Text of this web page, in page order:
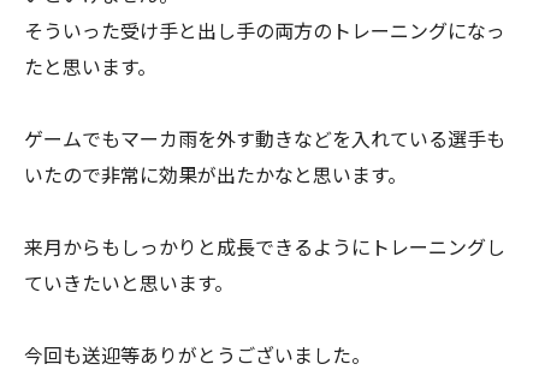
そういった受け手と出し手の両方のトレーニングになっ
たと思います。
ゲームでもマーカ雨を外す動きなどを入れている選手も
いたので非常に効果が出たかなと思います。
来月からもしっかりと成長できるようにトレーニングし
ていきたいと思います。
今回も送迎等ありがとうございました。